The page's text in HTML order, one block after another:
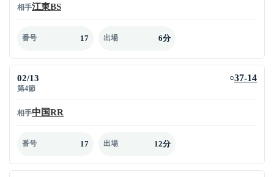
相手江東BS
番号 17 出場 6分
02/13
第4節
○37-14
相手中国RR
番号 17 出場 12分